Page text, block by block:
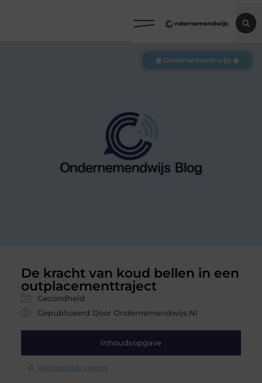
De kracht van koud bellen in een
outplacementtraject
Gezondheid
Gepubliceerd Door Ondernemendwijs.nl
Inhoudsopgave
Veelgestelde vragen
◉ Ondernemend wijs ◉